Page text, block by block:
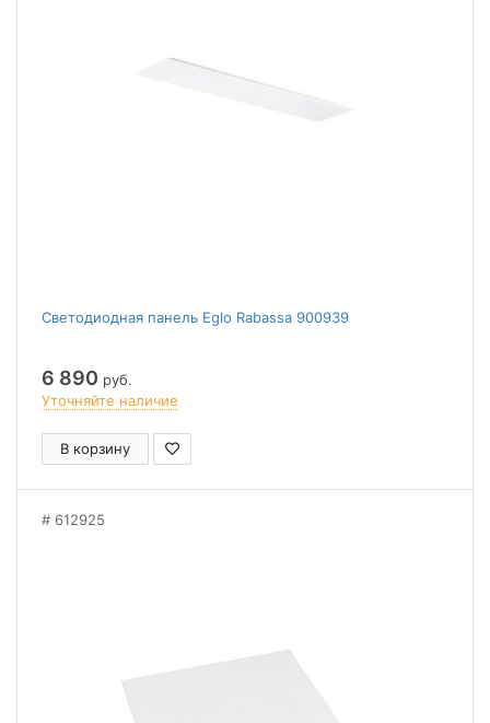
Светодиодная панель Eglo Rabassa 900939
6 890 руб.
Уточняйте наличие
В корзину
612925